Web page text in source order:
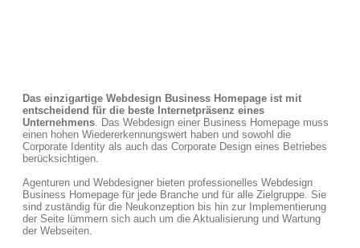
Das einzigartige Webdesign Business Homepage ist mit
entscheidend für die beste Internetpräsenz eines
Unternehmens. Das Webdesign einer Business Homepage muss
einen hohen Wiedererkennungswert haben und sowohl die
Corporate Identity als auch das Corporate Design eines Betriebes
berücksichtigen.
Agenturen und Webdesigner bieten professionelles Webdesign
Business Homepage für jede Branche und für alle Zielgruppe. Sie
sind zuständig für die Neukonzeption bis hin zur Implementierung
der Seite lümmern sich auch um die Aktualisierung und Wartung
der Webseiten.